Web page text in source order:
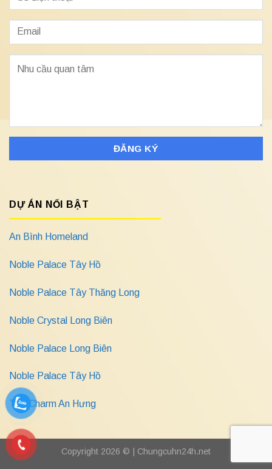
DỰ ÁN NỔI BẬT
An Bình Homeland
Noble Palace Tây Hồ
Noble Palace Tây Thăng Long
Noble Crystal Long Biên
Noble Palace Long Biên
Noble Palace Tây Hồ
The Charm An Hưng
Copyright 2026 © | Chungcuhn24h.net